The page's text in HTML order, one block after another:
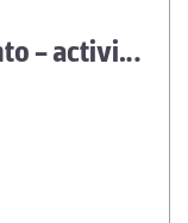
Rendimento no aquecimento - actividade